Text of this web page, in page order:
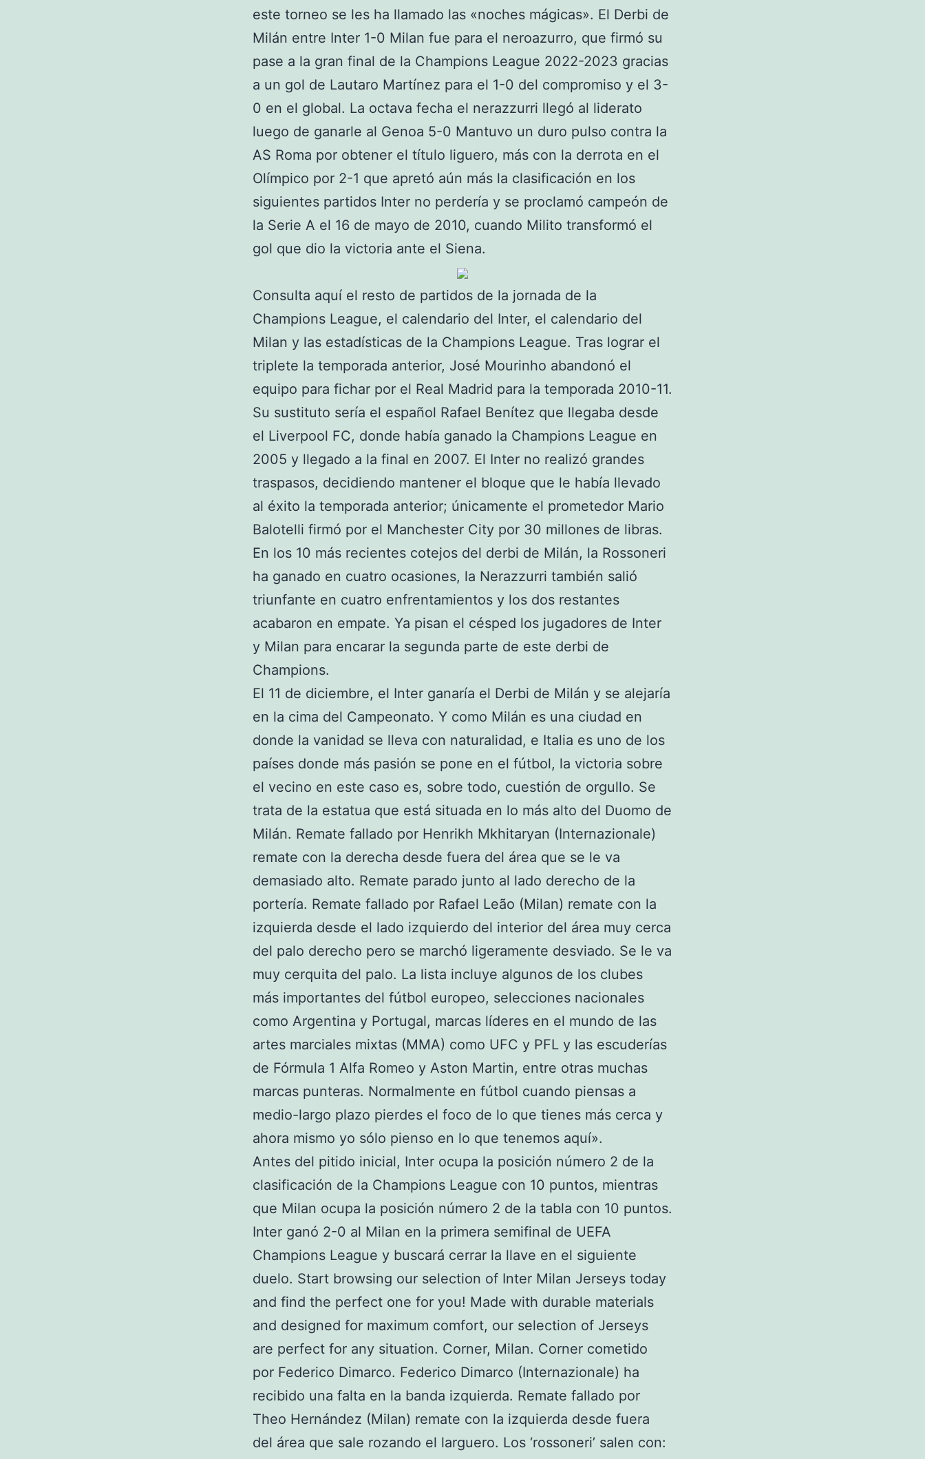
este torneo se les ha llamado las «noches mágicas». El Derbi de
Milán entre Inter 1-0 Milan fue para el neroazurro, que firmó su
pase a la gran final de la Champions League 2022-2023 gracias
a un gol de Lautaro Martínez para el 1-0 del compromiso y el 3-
0 en el global. La octava fecha el nerazzurri llegó al liderato
luego de ganarle al Genoa 5-0 Mantuvo un duro pulso contra la
AS Roma por obtener el título liguero, más con la derrota en el
Olímpico por 2-1 que apretó aún más la clasificación en los
siguientes partidos Inter no perdería y se proclamó campeón de
la Serie A el 16 de mayo de 2010, cuando Milito transformó el
gol que dio la victoria ante el Siena.
Consulta aquí el resto de partidos de la jornada de la
Champions League, el calendario del Inter, el calendario del
Milan y las estadísticas de la Champions League. Tras lograr el
triplete la temporada anterior, José Mourinho abandonó el
equipo para fichar por el Real Madrid para la temporada 2010-11.
Su sustituto sería el español Rafael Benítez que llegaba desde
el Liverpool FC, donde había ganado la Champions League en
2005 y llegado a la final en 2007. El Inter no realizó grandes
traspasos, decidiendo mantener el bloque que le había llevado
al éxito la temporada anterior; únicamente el prometedor Mario
Balotelli firmó por el Manchester City por 30 millones de libras.
En los 10 más recientes cotejos del derbi de Milán, la Rossoneri
ha ganado en cuatro ocasiones, la Nerazzurri también salió
triunfante en cuatro enfrentamientos y los dos restantes
acabaron en empate. Ya pisan el césped los jugadores de Inter
y Milan para encarar la segunda parte de este derbi de
Champions.
El 11 de diciembre, el Inter ganaría el Derbi de Milán y se alejaría
en la cima del Campeonato. Y como Milán es una ciudad en
donde la vanidad se lleva con naturalidad, e Italia es uno de los
países donde más pasión se pone en el fútbol, la victoria sobre
el vecino en este caso es, sobre todo, cuestión de orgullo. Se
trata de la estatua que está situada en lo más alto del Duomo de
Milán. Remate fallado por Henrikh Mkhitaryan (Internazionale)
remate con la derecha desde fuera del área que se le va
demasiado alto. Remate parado junto al lado derecho de la
portería. Remate fallado por Rafael Leão (Milan) remate con la
izquierda desde el lado izquierdo del interior del área muy cerca
del palo derecho pero se marchó ligeramente desviado. Se le va
muy cerquita del palo. La lista incluye algunos de los clubes
más importantes del fútbol europeo, selecciones nacionales
como Argentina y Portugal, marcas líderes en el mundo de las
artes marciales mixtas (MMA) como UFC y PFL y las escuderías
de Fórmula 1 Alfa Romeo y Aston Martin, entre otras muchas
marcas punteras. Normalmente en fútbol cuando piensas a
medio-largo plazo pierdes el foco de lo que tienes más cerca y
ahora mismo yo sólo pienso en lo que tenemos aquí».
Antes del pitido inicial, Inter ocupa la posición número 2 de la
clasificación de la Champions League con 10 puntos, mientras
que Milan ocupa la posición número 2 de la tabla con 10 puntos.
Inter ganó 2-0 al Milan en la primera semifinal de UEFA
Champions League y buscará cerrar la llave en el siguiente
duelo. Start browsing our selection of Inter Milan Jerseys today
and find the perfect one for you! Made with durable materials
and designed for maximum comfort, our selection of Jerseys
are perfect for any situation. Corner, Milan. Corner cometido
por Federico Dimarco. Federico Dimarco (Internazionale) ha
recibido una falta en la banda izquierda. Remate fallado por
Theo Hernández (Milan) remate con la izquierda desde fuera
del área que sale rozando el larguero. Los ‘rossoneri’ salen con: